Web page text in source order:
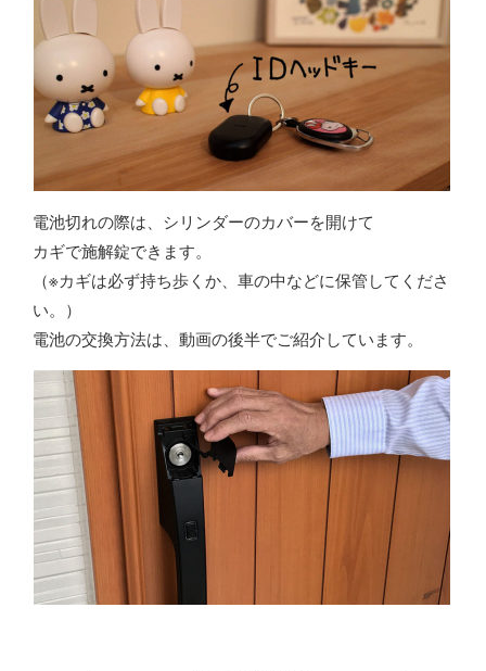
電池切れの際は、シリンダーのカバーを開けて
カギで施解錠できます。
（※カギは必ず持ち歩くか、車の中などに保管してくださ
い。）
電池の交換方法は、動画の後半でご紹介しています。